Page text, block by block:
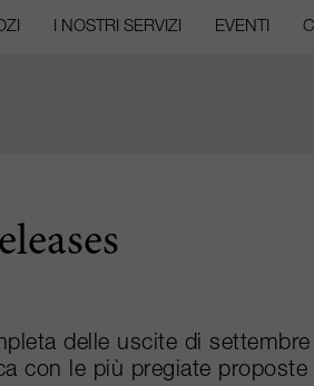
I NOSTRI SERVIZI EVENTI
delle uscite di
con le più pregiate